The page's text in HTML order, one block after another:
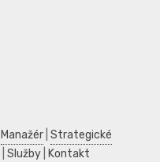
Manažér Strategické
Služby Kontakt